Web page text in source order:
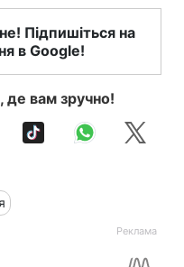
Підпишіться на
в Google!
де вам зручно!